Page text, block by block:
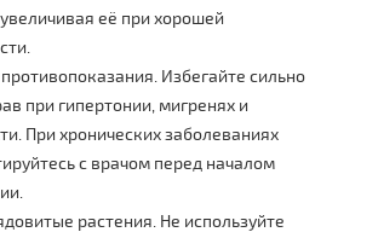
её при хорошей
Избегайте сильно
при гипертонии, мигренях и
При хронических заболеваниях
с врачом перед началом
растения. Не используйте